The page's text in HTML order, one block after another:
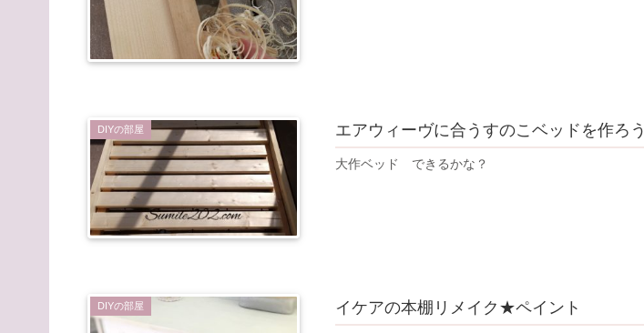
DIYの部屋 エアウィーヴに合うすのこベッドを作ろう
大作ベッド できるかな？
DIYの部屋 イケアの本棚リメイク★ペイント